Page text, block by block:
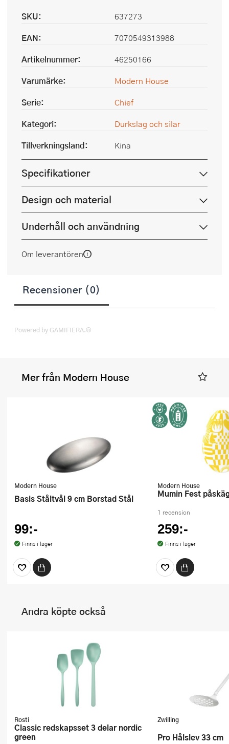
SKU:
637273
EAN:
7070549313988
Artikelnummer:
46250166
Varumärke:
Modern House
Serie:
Chief
Kategori:
Durkslag och silar
Tillverkningsland:
Kina
Specifikationer
Design och material
Underhåll och användning
Om leverantören
Recensioner (0)
Powered by GAMIFIERA.®
Mer från Modern House
Modern House
Basis Ståltvål 9 cm Borstad Stål
99:-
Finns i lager
Modern House
Mumin Fest
1 recension
259:-
Finns i lager
Andra köpte också
Rosti
Classic redskapsset 3 delar nordic
green
Zwilling
Pro Hålslev 33 cm